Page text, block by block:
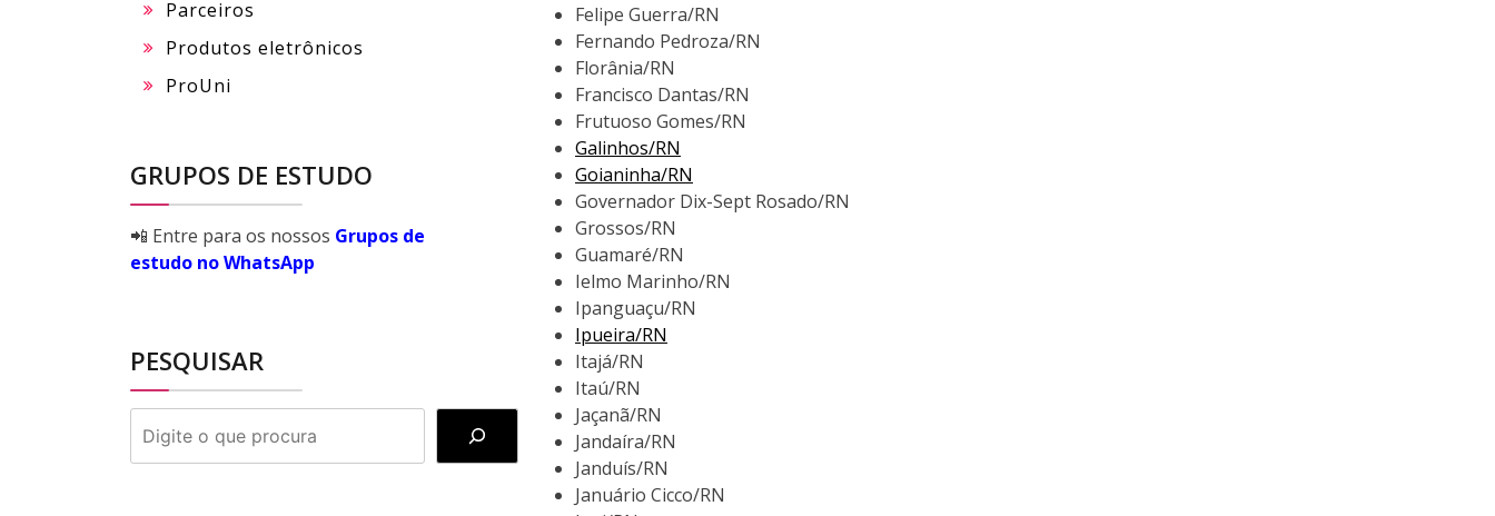
Felipe Guerra/RN
Fernando Pedroza/RN
Florânia/RN
Francisco Dantas/RN
Frutuoso Gomes/RN
Galinhos/RN
Goianinha/RN
Governador Dix-Sept Rosado/RN
Grossos/RN
Guamaré/RN
Ielmo Marinho/RN
Ipanguaçu/RN
Ipueira/RN
Itajá/RN
Itaú/RN
Jaçanã/RN
Jandaíra/RN
Janduís/RN
Januário Cicco/RN
Parceiros
Produtos eletrônicos
ProUni
GRUPOS DE ESTUDO
📲 Entre para os nossos Grupos de
estudo no WhatsApp
PESQUISAR
PESQUISAR